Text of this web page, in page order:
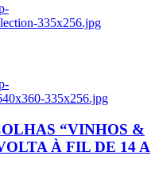
335x256.jpg
335x256.jpg
“VINHOS &
À FIL DE 14 A